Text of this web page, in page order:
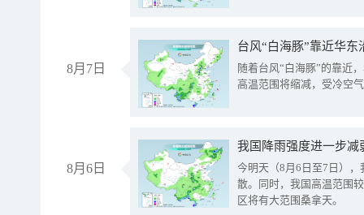
8月7日
台风“白海豚”靠近华
随着台风“白海豚”的靠近
高温范围将缩减，受冷空
8月6日
今明天（8月6日至7日）
散。同时，我国高温范围
区将有大范围桑拿天。